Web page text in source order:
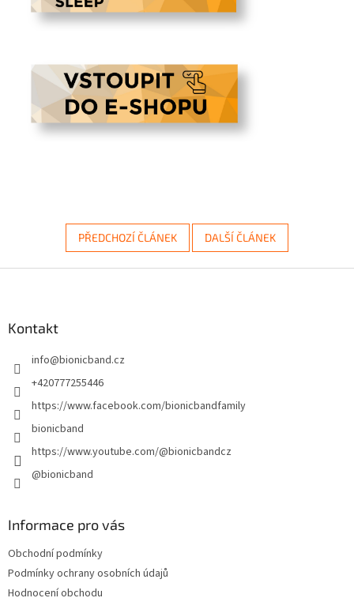
PŘEDCHOZÍ ČLÁNEK DALŠÍ ČLÁNEK
Kontakt
info@bionicband.cz
+420777255446
https://www.facebook.com/bionicbandfamily
bionicband
https://www.youtube.com/@bionicbandcz
@bionicband
Informace pro vás
Obchodní podmínky
Podmínky ochrany osobních údajů
Hodnocení obchodu